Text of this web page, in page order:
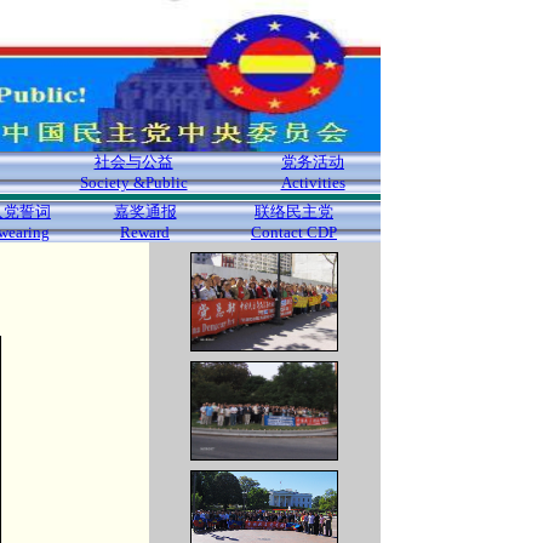
社会与公益
Society &Public
党务活动
Activities
党誓词
嘉奖通报
Reward
联络民主党
Contact CDP